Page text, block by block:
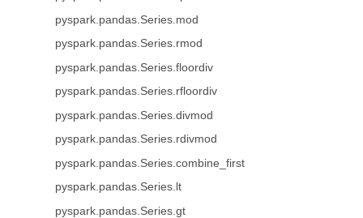
pyspark.pandas.Series.mod
pyspark.pandas.Series.rmod
pyspark.pandas.Series.floordiv
pyspark.pandas.Series.rfloordiv
pyspark.pandas.Series.divmod
pyspark.pandas.Series.rdivmod
pyspark.pandas.Series.combine_first
pyspark.pandas.Series.lt
pyspark.pandas.Series.gt